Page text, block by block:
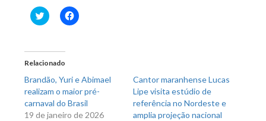
Clique
para
em
nova
janela)
Clique
para
Relacionado
Brandão, Yuri e Abimael
realizam o maior pré-
carnaval do Brasil
19 de janeiro de 2026
Cantor maranhense Lucas
Lipe visita estúdio de
referência no Nordeste e
amplia projeção nacional